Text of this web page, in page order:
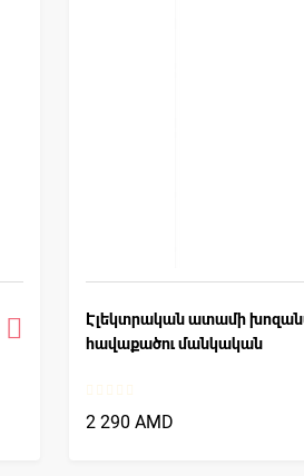
Էլեկտրական ատամի
հավաքածու մանկական
2 290 AMD